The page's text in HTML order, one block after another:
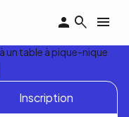
Inscription